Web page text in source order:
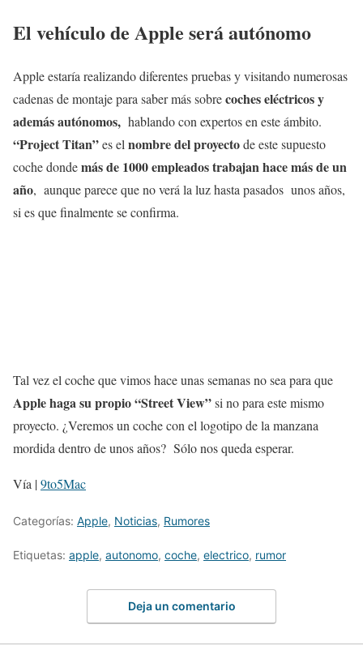
El vehículo de Apple será autónomo
Apple estaría realizando diferentes pruebas y visitando numerosas
cadenas de montaje para saber más sobrecoches eléctricos y
además autónomos, hablando con expertos en este ámbito.
“Project Titan”es elnombre del proyectode este supuesto
coche dondemás de 1000 empleados trabajan hace más de un
año, aunque parece que no verá la luz hasta pasados unos años,
si es que finalmente se confirma.
Tal vez el coche que vimos hace unas semanas no sea para que
Apple haga su propio “Street View”si no para este mismo
proyecto. ¿Veremos un coche con el logotipo de la manzana
mordida dentro de unos años? Sólo nos queda esperar.
Vía |9to5Mac
Categorías: Apple, Noticias, Rumores
Etiquetas: apple, autonomo, coche, electrico, rumor
Deja un comentario